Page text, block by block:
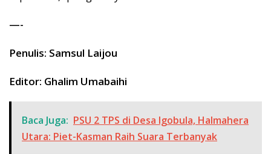
—-
Penulis: Samsul Laijou
Editor: Ghalim Umabaihi
Baca Juga: PSU 2 TPS di Desa Igobula, Halmahera
Utara: Piet-Kasman Raih Suara Terbanyak